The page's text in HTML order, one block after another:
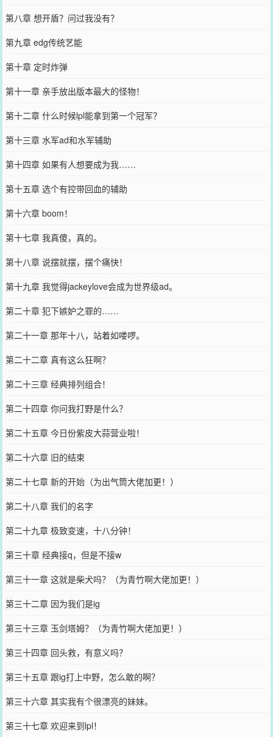
第八章 想开盾？问过我没有？
第九章 edg传统艺能
第十章 定时炸弹
第十一章 亲手放出版本最大的怪物！
第十二章 什么时候lpl能拿到第一个冠军？
第十三章 水军ad和水军辅助
第十四章 如果有人想要成为我……
第十五章 选个有控带回血的辅助
第十六章 boom！
第十七章 我真傻，真的。
第十八章 说摆就摆，摆个痛快！
第十九章 我觉得jackeylove会成为世界级ad。
第二十章 犯下嫉妒之罪的……
第二十一章 那年十八，站着如喽啰。
第二十二章 真有这么狂啊？
第二十三章 经典排列组合！
第二十四章 你问我打野是什么？
第二十五章 今日份紫皮大蒜营业啦！
第二十六章 旧的结束
第二十七章 新的开始（为出气筒大佬加更！）
第二十八章 我们的名字
第二十九章 极致变速，十八分钟！
第三十章 经典接q，但是不接w
第三十一章 这就是柴犬吗？（为青竹啊大佬加更！）
第三十二章 因为我们是ig
第三十三章 玉剑塔姆？（为青竹啊大佬加更！）
第三十四章 回头救，有意义吗？
第三十五章 跟ig打上中野，怎么敢的啊？
第三十六章 其实我有个很漂亮的妹妹。
第三十七章 欢迎来到lpl！